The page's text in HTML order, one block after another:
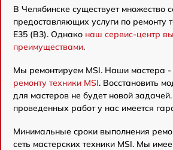
В Челябинске существует множество
предоставляющих услуги по ремонту
E35 (B3). Однако наш сервис-центр
преимуществами.
Мы ремонтируем MSI. Наши мастера -
ремонту техники MSI. Восстановить
для мастеров не будет новой
проведенных работ у нас имеется
Минимальные сроки выполнения
сеть мастерских техники MSI. Мы